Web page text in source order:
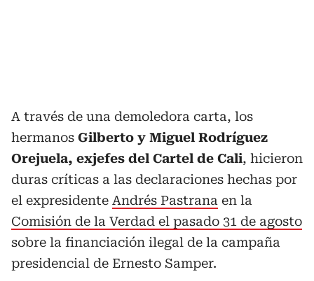
A través de una demoledora carta, los
hermanos Gilberto y Miguel Rodríguez
Orejuela, exjefes del Cartel de Cali, hicieron
duras críticas a las declaraciones hechas por
el expresidente Andrés Pastrana en la
Comisión de la Verdad el pasado 31 de agosto
sobre la financiación ilegal de la campaña
presidencial de Ernesto Samper.